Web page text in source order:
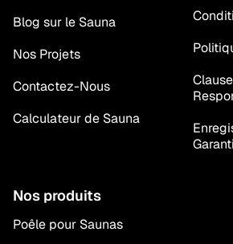
Blog sur le Sauna
Nos Projets
Contactez-Nous
Calculateur de Sauna
Nos produits
Poêle pour Saunas